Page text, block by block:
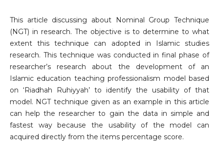
This article discussing about Nominal Group Technique
(NGT) in research. The objective is to determine to what
extent this technique can adopted in Islamic studies
research. This technique was conducted in final phase of
researcher’s research about the development of an
Islamic education teaching professionalism model based
on ‘Riadhah Ruhiyyah’ to identify the usability of that
model. NGT technique given as an example in this article
can help the researcher to gain the data in simple and
fastest way because the usability of the model can
acquired directly from the items percentage score.